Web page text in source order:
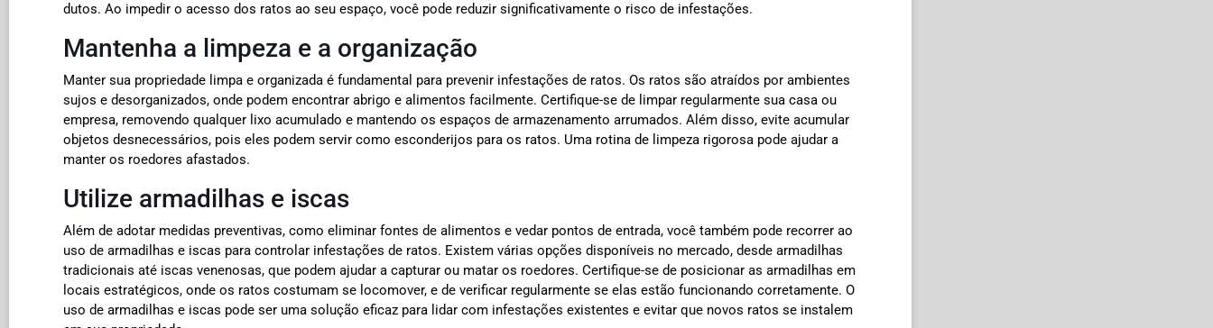
dutos. Ao impedir o acesso dos ratos ao seu espaço, você pode reduzir significativamente o risco de infestações.
Mantenha a limpeza e a organização
Manter sua propriedade limpa e organizada é fundamental para prevenir infestações de ratos. Os ratos são atraídos por ambientes
sujos e desorganizados, onde podem encontrar abrigo e alimentos facilmente. Certifique-se de limpar regularmente sua casa ou
empresa, removendo qualquer lixo acumulado e mantendo os espaços de armazenamento arrumados. Além disso, evite acumular
objetos desnecessários, pois eles podem servir como esconderijos para os ratos. Uma rotina de limpeza rigorosa pode ajudar a
manter os roedores afastados.
Utilize armadilhas e iscas
Além de adotar medidas preventivas, como eliminar fontes de alimentos e vedar pontos de entrada, você também pode recorrer ao
uso de armadilhas e iscas para controlar infestações de ratos. Existem várias opções disponíveis no mercado, desde armadilhas
tradicionais até iscas venenosas, que podem ajudar a capturar ou matar os roedores. Certifique-se de posicionar as armadilhas em
locais estratégicos, onde os ratos costumam se locomover, e de verificar regularmente se elas estão funcionando corretamente. O
uso de armadilhas e iscas pode ser uma solução eficaz para lidar com infestações existentes e evitar que novos ratos se instalem